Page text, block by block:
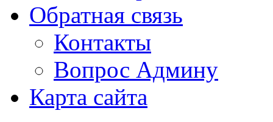
Обратная связь
Контакты
Вопрос Админу
Карта сайта